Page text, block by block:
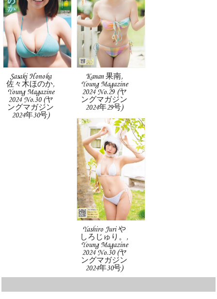
Sasaki Honoka
佐々木ほのか,
Young Magazine
2024 No.30 (ヤ
ングマガジン
2024年30号)
Kanan 果南,
Young Magazine
2024 No.29 (ヤ
ングマガジン
2024年29号)
Yashiro Juri や
しろじゅり。,
Young Magazine
2024 No.30 (ヤ
ングマガジン
2024年30号)